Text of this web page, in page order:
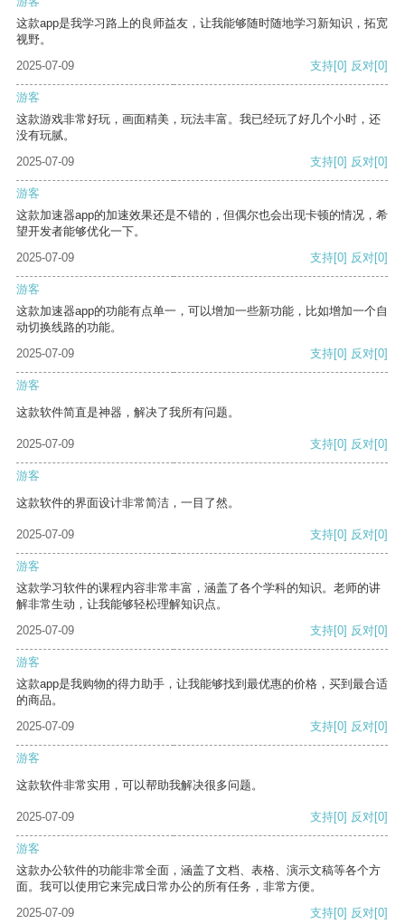
这款app是我学习路上的良师益友，让我能够随时随地学习新知识，拓宽
视野。
2025-07-09
支持[0] 反对[0]
游客
这款游戏非常好玩，画面精美，玩法丰富。我已经玩了好几个小时，还
没有玩腻。
2025-07-09
支持[0] 反对[0]
游客
这款加速器app的加速效果还是不错的，但偶尔也会出现卡顿的情况，希
望开发者能够优化一下。
2025-07-09
支持[0] 反对[0]
游客
这款加速器app的功能有点单一，可以增加一些新功能，比如增加一个自
动切换线路的功能。
2025-07-09
支持[0] 反对[0]
游客
这款软件简直是神器，解决了我所有问题。
2025-07-09 支持[0] 反对[0]
游客
这款软件的界面设计非常简洁，一目了然。
2025-07-09 支持[0] 反对[0]
游客
这款学习软件的课程内容非常丰富，涵盖了各个学科的知识。老师的讲
解非常生动，让我能够轻松理解知识点。
2025-07-09
支持[0] 反对[0]
游客
这款app是我购物的得力助手，让我能够找到最优惠的价格，买到最合适
的商品。
2025-07-09
支持[0] 反对[0]
游客
这款软件非常实用，可以帮助我解决很多问题。
2025-07-09 支持[0] 反对[0]
游客
这款办公软件的功能非常全面，涵盖了文档、表格、演示文稿等各个方
面。我可以使用它来完成日常办公的所有任务，非常方便。
2025-07-09
支持[0] 反对[0]